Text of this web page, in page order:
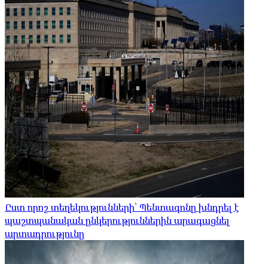
Ըստ որոշ տեղեկությունների՝ Պենտագոնը խնդրել է
պաշտպանական ընկերություններին արագացնել
արտադրությունը